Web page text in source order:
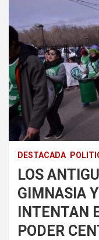
DESTACADA
LOS
GIMNASIA
INTENTAN
PODER